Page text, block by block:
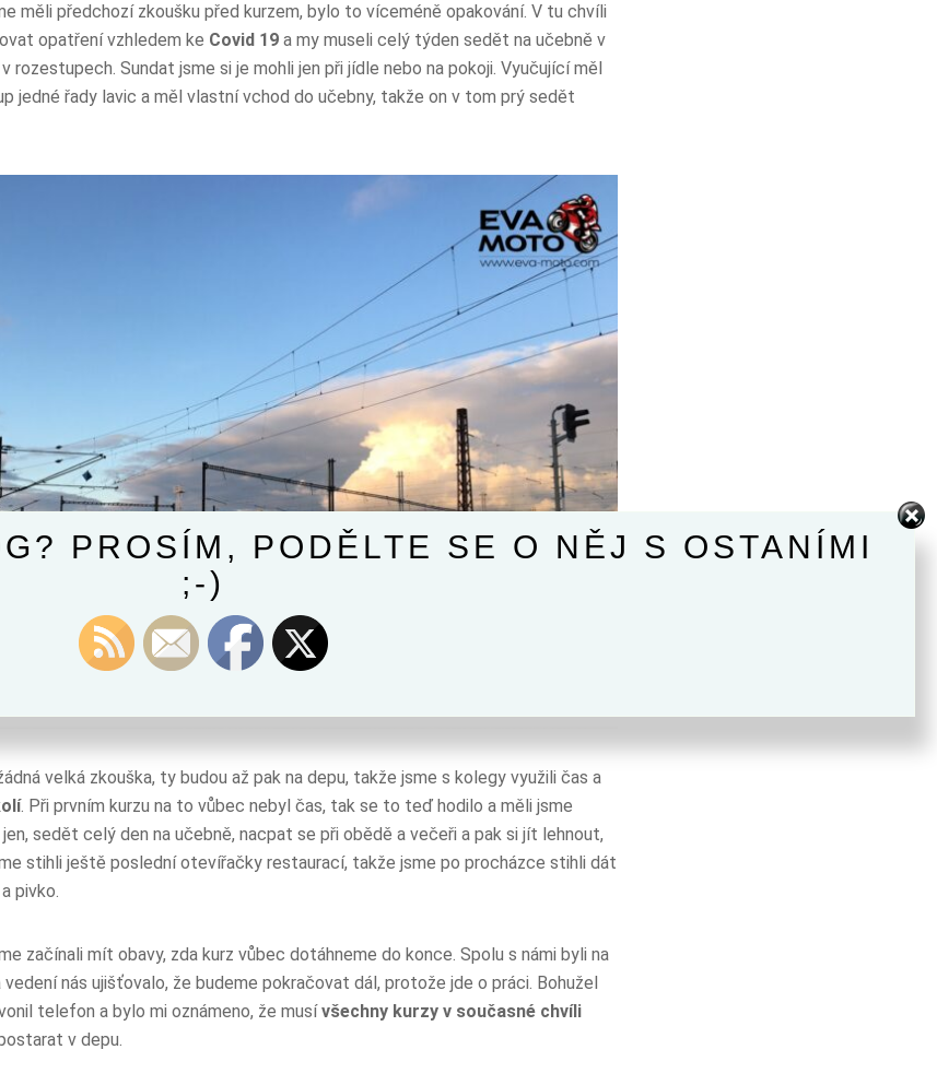
měli předchozí zkoušku před kurzem, bylo to víceméně opakování. V tu chvíli
opatření vzhledem ke Covid 19 a my museli celý týden sedět na učebně v
rozestupech. Sundat jsme si je mohli jen při jídle nebo na pokoji. Vyučující měl
jedné řady lavic a měl vlastní vchod do učebny, takže on v tom prý sedět
velká zkouška, ty budou až pak na depu, takže jsme s kolegy využili čas a
. Při prvním kurzu na to vůbec nebyl čas, tak se to teď hodilo a měli jsme
sedět celý den na učebně, nacpat se při obědě a večeři a pak si jít lehnout,
stihli ještě poslední otevířačky restaurací, takže jsme po procházce stihli dát
pivko.
začínali mít obavy, zda kurz vůbec dotáhneme do konce. Spolu s námi byli na
nás ujišťovalo, že budeme pokračovat dál, protože jde o práci. Bohužel
telefon a bylo mi oznámeno, že musívšechny kurzy v současné chvíli
v depu.
PROSÍM, PODĚLTE SE O NĚJ S OSTANÍMI
;-)